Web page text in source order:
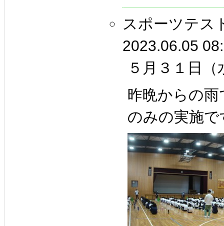
スポーツテス
2023.06.05
５月３１日
昨晩からの
のみの実施で